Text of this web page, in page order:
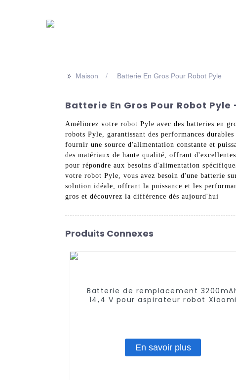
>> Maison Batterie En Gros Pour Robot Pyle
Batterie En Gros Pour Robot
Améliorez votre robot Pyle avec des batteries en
robots Pyle, garantissant des performances
fournir une source d'alimentation constante et
des matériaux de haute qualité, offrant
pour répondre aux besoins d'alimentation
votre robot Pyle, vous avez besoin d'une batterie
solution idéale, offrant la puissance et les
gros et découvrez la différence dès aujourd'hui
Produits Connexes
Batterie de remplacement
14,4 V pour aspirateur robot Xiaomi
En savoir plus